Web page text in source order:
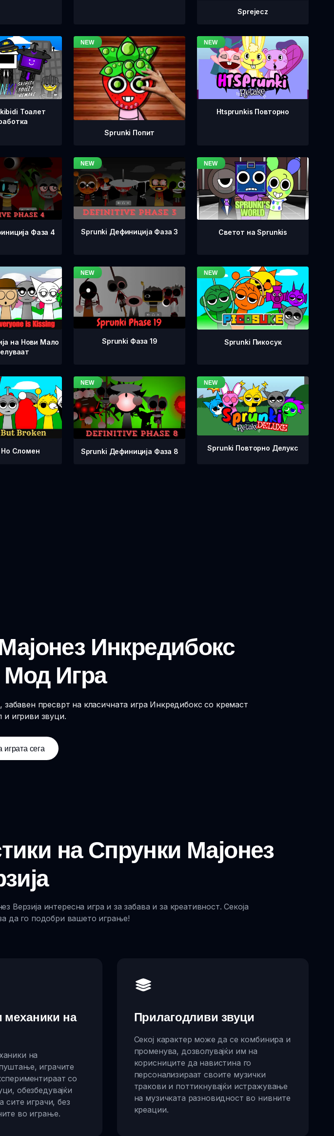
Sprejecz
Тоалет
Sprunki Попит
Htsprunkis Повторно
Фаза 4 Sprunki Дефиниција Фаза 3 Светот на Sprunkis
на Нови Мало
Sprunki Фаза 19 Sprunki Пикосук
Но Сломен Sprunki Дефиниција Фаза 8 Sprunki Повторно Делукс
Инкредибокс
Игра
забавен пресврт на класичната игра Инкредибокс со кремаст
и игриви звуци.
играта сега
на Спрунки Мајонез
Верзија интересна игра и за забава и за креативност. Секоја
да го подобри вашето играње!
механики на
на
играчите
со
обезбедувајќи
сите играчи, без
во играње.
Прилагодливи звуци
Секој карактер може да се комбинира и
променува, дозволувајќи им на
корисниците да навистина го
персонализираат своите музички
тракови и поттикнувајќи истражување
на музичката разновидност во нивните
креации.